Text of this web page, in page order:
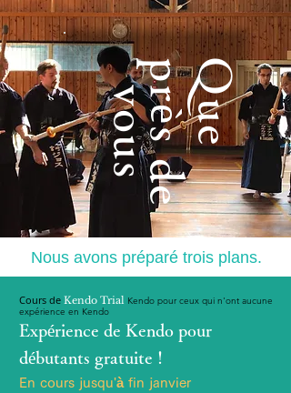
Que
p
rè
s
d
e
vo
u
s
Nous avons préparé trois plans.
Cours de Kendo Trial Kendo pour ceux qui n'ont aucune
expérience en Kendo
Expérience de Kendo pour
débutants gratuite !
En cours jusqu'à fin janvier